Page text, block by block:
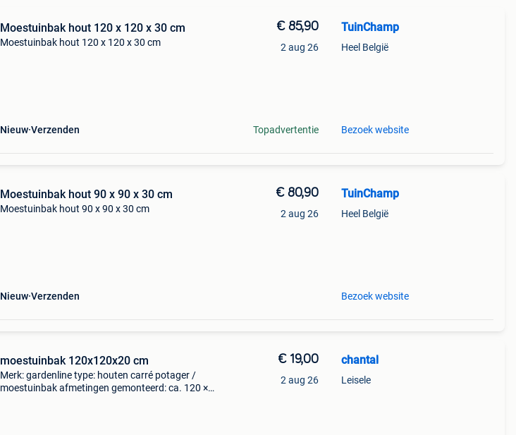
Moestuinbak hout 120 x 120 x 30 cm
Moestuinbak hout 120 x 120 x 30 cm
Nieuw Verzenden
€ 85,90
2 aug 26
Topadvertentie
TuinChamp
Heel België
Bezoek website
Moestuinbak hout 90 x 90 x 30 cm
Moestuinbak hout 90 x 90 x 30 cm
Nieuw Verzenden
€ 80,90
2 aug 26
TuinChamp
Heel België
Bezoek website
moestuinbak 120x120x20 cm
Merk: gardenline type: houten carré potager /
moestuinbak afmetingen gemonteerd: ca. 120 ×
€ 19,00
2 aug 26
chantal
Leisele